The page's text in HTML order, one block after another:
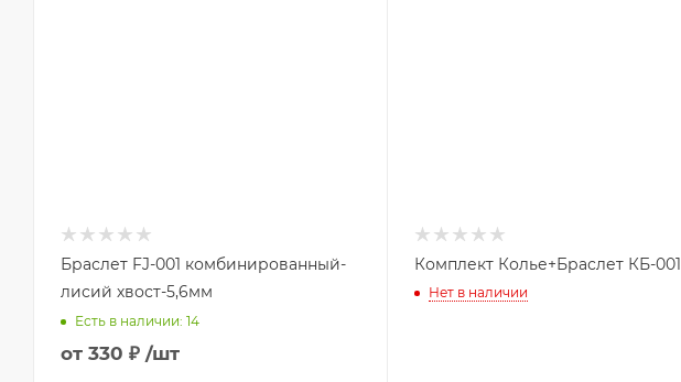
Браслет FJ-001 комбинированный-
лисий хвост-5,6мм
Есть в наличии: 14
от 330 ₽ /шт
Комплект Колье+Браслет КБ-001
Нет в наличии